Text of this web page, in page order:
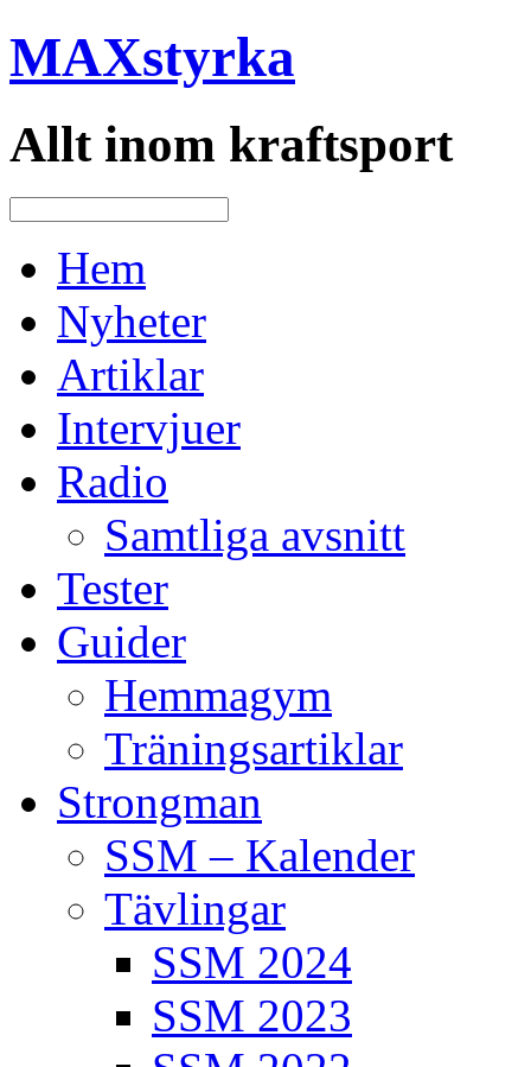
MAXstyrka
Allt inom kraftsport
Hem
Nyheter
Artiklar
Intervjuer
Radio
Samtliga avsnitt
Tester
Guider
Hemmagym
Träningsartiklar
Strongman
SSM – Kalender
Tävlingar
SSM 2024
SSM 2023